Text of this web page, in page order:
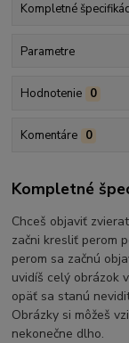
Kompletné
Parametre
Hodnotenie 0
Komentáre 0
Kompletné
Chceš objaviť
začni kresliť perom
perom sa začnú
uvidíš celý obrázok
opäť sa stanú
Obrázky si môžeš
nekonečne dlho.